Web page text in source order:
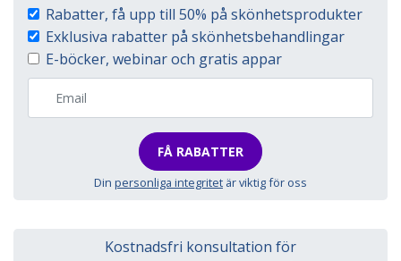
Rabatter, få upp till 50% på skönhetsprodukter
Exklusiva rabatter på skönhetsbehandlingar
E-böcker, webinar och gratis appar
FÅ RABATTER
Din personliga integritet är viktig för oss
Kostnadsfri konsultation för